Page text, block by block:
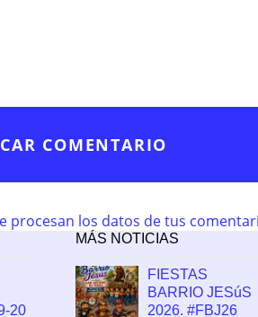
procesan los datos de tus
20
MÁS NOTICIAS
FIESTAS
BARRIO JESúS
2026. #FBJ26